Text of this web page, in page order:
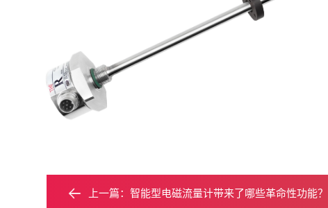
上一篇：智能型电磁流量计带来了哪些革命性功能？